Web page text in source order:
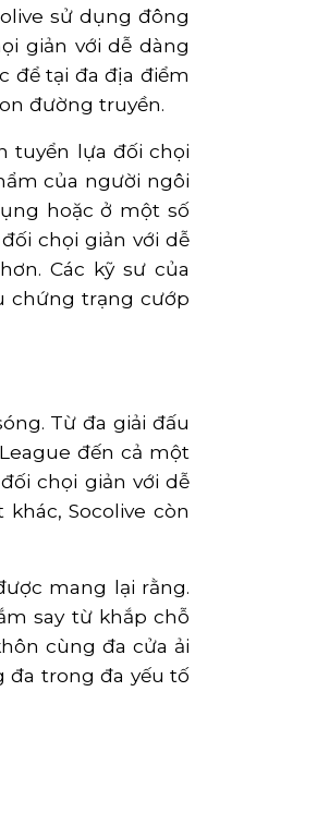
sử dụng đông
giản với dễ dàng
để tại đa địa điểm
đường truyền.
tuyển lựa đối chọi
của người ngôi
hoặc ở một số
chọi giản với dễ
Các kỹ sư của
chứng trạng cướp
Từ đa giải đấu
đến cả một
chọi giản với dễ
Socolive còn
mang lại rằng.
say từ khắp chỗ
cùng đa cửa ải
đa trong đa yếu tố